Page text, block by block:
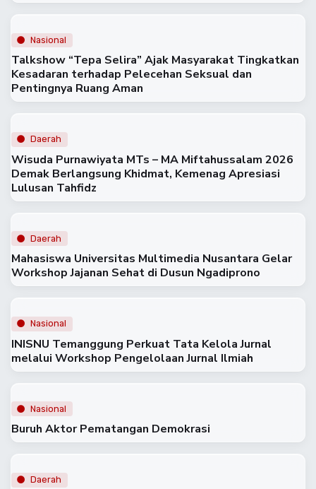
Nasional
Talkshow “Tepa Selira” Ajak Masyarakat Tingkatkan
Kesadaran terhadap Pelecehan Seksual dan
Pentingnya Ruang Aman
Daerah
Wisuda Purnawiyata MTs – MA Miftahussalam 2026
Demak Berlangsung Khidmat, Kemenag Apresiasi
Lulusan Tahfidz
Daerah
Mahasiswa Universitas Multimedia Nusantara Gelar
Workshop Jajanan Sehat di Dusun Ngadiprono
Nasional
INISNU Temanggung Perkuat Tata Kelola Jurnal
melalui Workshop Pengelolaan Jurnal Ilmiah
Nasional
Buruh Aktor Pematangan Demokrasi
Daerah